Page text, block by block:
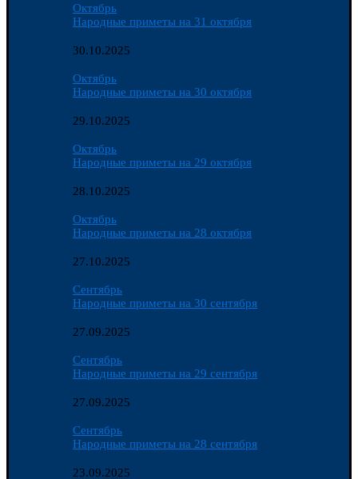
Октябрь
Народные приметы на 31 октября
30.10.2025
Октябрь
Народные приметы на 30 октября
29.10.2025
Октябрь
Народные приметы на 29 октября
28.10.2025
Октябрь
Народные приметы на 28 октября
27.10.2025
Сентябрь
Народные приметы на 30 сентября
27.09.2025
Сентябрь
Народные приметы на 29 сентября
27.09.2025
Сентябрь
Народные приметы на 28 сентября
23.09.2025